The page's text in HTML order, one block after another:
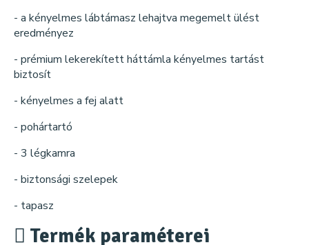
- a kényelmes lábtámasz lehajtva megemelt ülést
eredményez
- prémium lekerekített háttámla kényelmes tartást
biztosít
- kényelmes a fej alatt
- pohártartó
- 3 légkamra
- biztonsági szelepek
- tapasz
Termék paraméterei